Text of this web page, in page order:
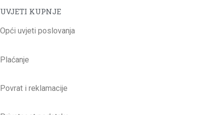
UVJETI KUPNJE
Opći uvjeti poslovanja
Plaćanje
Povrat i reklamacije